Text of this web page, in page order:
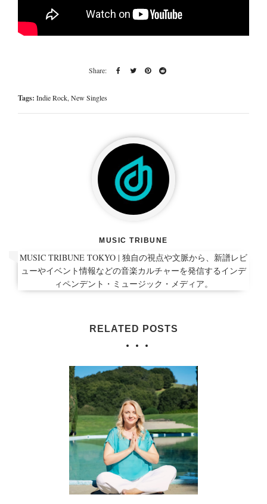
Tags: Indie Rock, New Singles
MUSIC TRIBUNE
MUSIC TRIBUNE TOKYO | 独自の視点や文脈から、新譜レビ
ューやイベント情報などの音楽カルチャーを発信するインデ
ィペンデント・ミュージック・メディア。
RELATED POSTS